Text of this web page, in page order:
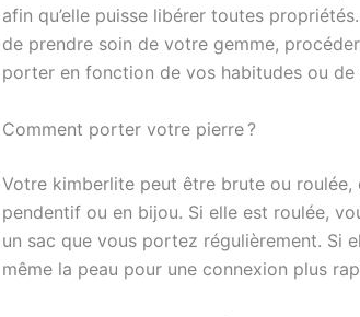
afin qu’elle puisse libérer toutes
de prendre soin de votre gemme,
porter en fonction de vos habitudes ou de
Comment porter votre pierre ?
Votre kimberlite peut être brute ou
pendentif ou en bijou. Si elle est roulée,
un sac que vous portez régulièrement. Si
même la peau pour une connexion plus